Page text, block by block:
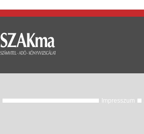
Impresszum